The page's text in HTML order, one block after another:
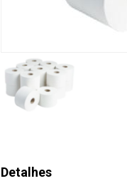
Detalhes